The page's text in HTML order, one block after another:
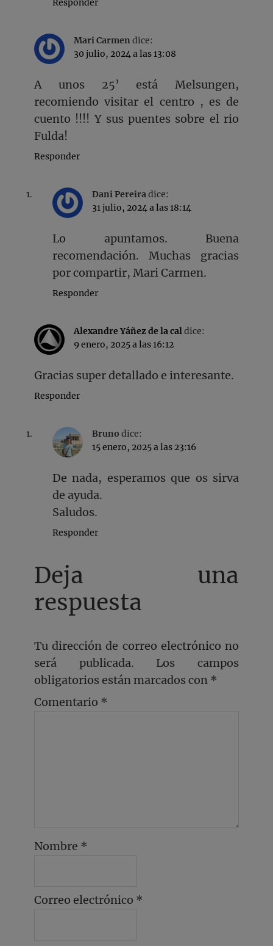
Responder
Mari Carmen dice:
30 julio, 2024 a las 13:08
A unos 25’ está Melsungen,
recomiendo visitar el centro , es de
cuento !!!! Y sus puentes sobre el rio
Fulda!
Responder
Dani Pereiradice:
31 julio, 2024 a las 18:14
Lo apuntamos. Buena
recomendación. Muchas gracias
por compartir, Mari Carmen.
Responder
Alexandre Yáñez de la caldice:
9 enero, 2025 a las 16:12
Gracias super detallado e interesante.
Responder
Bruno dice:
15 enero, 2025 a las 23:16
De nada, esperamos que os sirva
de ayuda.
Saludos.
Responder
Deja una
respuesta
Tu dirección de correo electrónico no
será publicada.
Los campos
obligatorios están marcados con *
Comentario *
Nombre *
Correo electrónico *